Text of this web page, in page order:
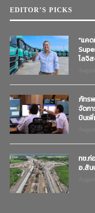
EDITOR’S PICKS
“แค
โลจิ
ภัทร
จัดก
บินเ
ทช.ก่
อ.สัน